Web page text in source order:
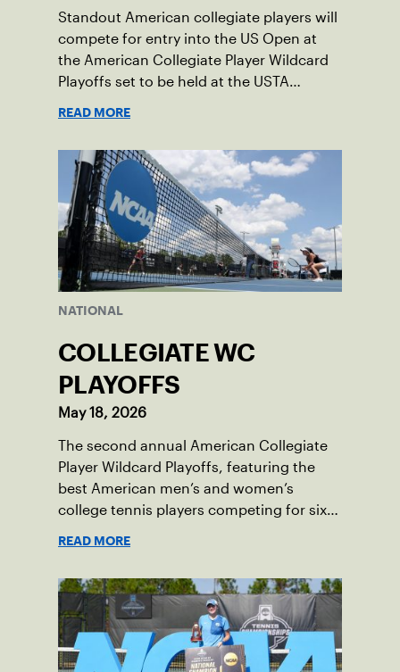
Standout American collegiate players will
compete for entry into the US Open at
the American Collegiate Player Wildcard
Playoffs set to be held at the USTA
READ MORE
NATIONAL
COLLEGIATE WC
PLAYOFFS
May 18, 2026
The second annual American Collegiate
Player Wildcard Playoffs, featuring the
best American men’s and women’s
college tennis players competing for six
READ MORE